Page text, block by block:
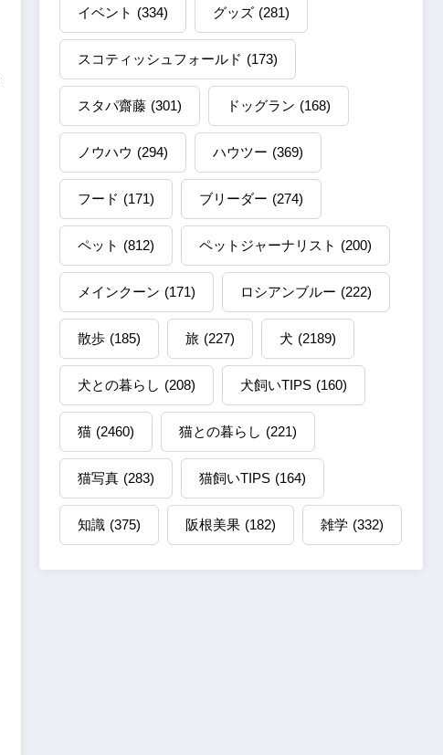
イベント (334) グッズ (281)
スコティッシュフォールド (173)
スタパ齋藤 (301) ドッグラン (168)
ノウハウ (294) ハウツー (369)
フード (171) ブリーダー (274)
ペット (812) ペットジャーナリスト (200)
メインクーン (171) ロシアンブルー (222)
散歩 (185) 旅 (227) 犬 (2189)
犬との暮らし (208) 犬飼いTIPS (160)
猫 (2460) 猫との暮らし (221)
猫写真 (283) 猫飼いTIPS (164)
知識 (375) 阪根美果 (182) 雑学 (332)